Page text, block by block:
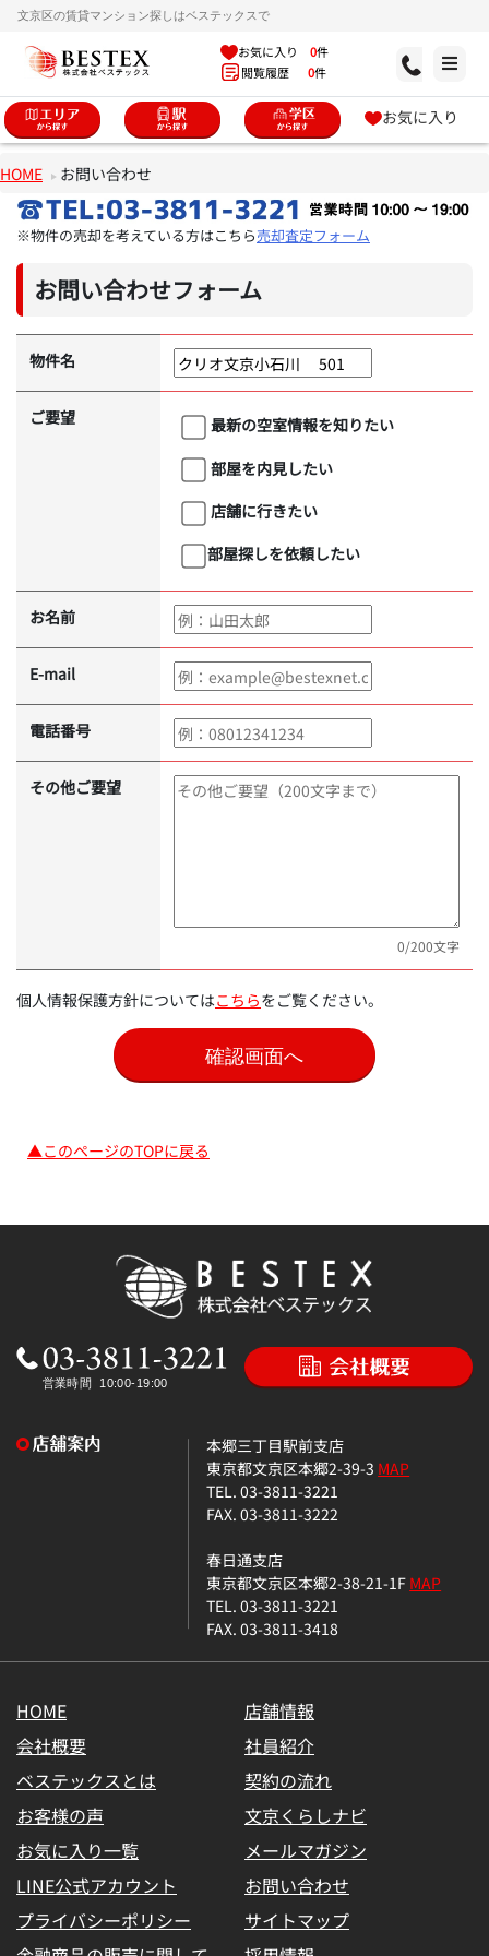
文京区の賃貸マンション探しはベステックスで
お気に入り 0件
閲覧履歴 0件
お気に入り
HOME お問い合わせ
※物件の売却を考えている方はこちら売却査定フォーム
お問い合わせフォーム
物件名
ご要望
最新の空室情報を知りたい
部屋を内見したい
店舗に行きたい
部屋探しを依頼したい
お名前
E-mail
電話番号
その他ご要望
0/200文字
個人情報保護方針についてはこちらをご覧ください。
▲このページのTOPに戻る
本郷三丁目駅前支店
東京都文京区本郷2-39-3 MAP
TEL. 03-3811-3221
FAX. 03-3811-3222
春日通支店
東京都文京区本郷2-38-21-1FMAP
TEL. 03-3811-3221
FAX. 03-3811-3418
HOME
店舗情報
会社概要
社員紹介
ベステックスとは
契約の流れ
お客様の声
文京くらしナビ
お気に入り一覧
メールマガジン
LINE公式アカウント
お問い合わせ
プライバシーポリシー
サイトマップ